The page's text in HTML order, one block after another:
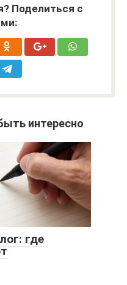
Поделиться с
интересно
где